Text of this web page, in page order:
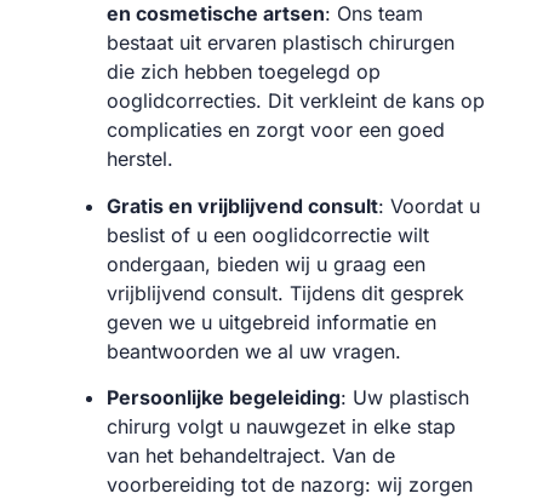
en cosmetische artsen: Ons team
bestaat uit ervaren plastisch chirurgen
die zich hebben toegelegd op
ooglidcorrecties. Dit verkleint de kans op
complicaties en zorgt voor een goed
herstel.
Gratis en vrijblijvend consult: Voordat u
beslist of u een ooglidcorrectie wilt
ondergaan, bieden wij u graag een
vrijblijvend consult. Tijdens dit gesprek
geven we u uitgebreid informatie en
beantwoorden we al uw vragen.
Persoonlijke begeleiding: Uw plastisch
chirurg volgt u nauwgezet in elke stap
van het behandeltraject. Van de
voorbereiding tot de nazorg: wij zorgen